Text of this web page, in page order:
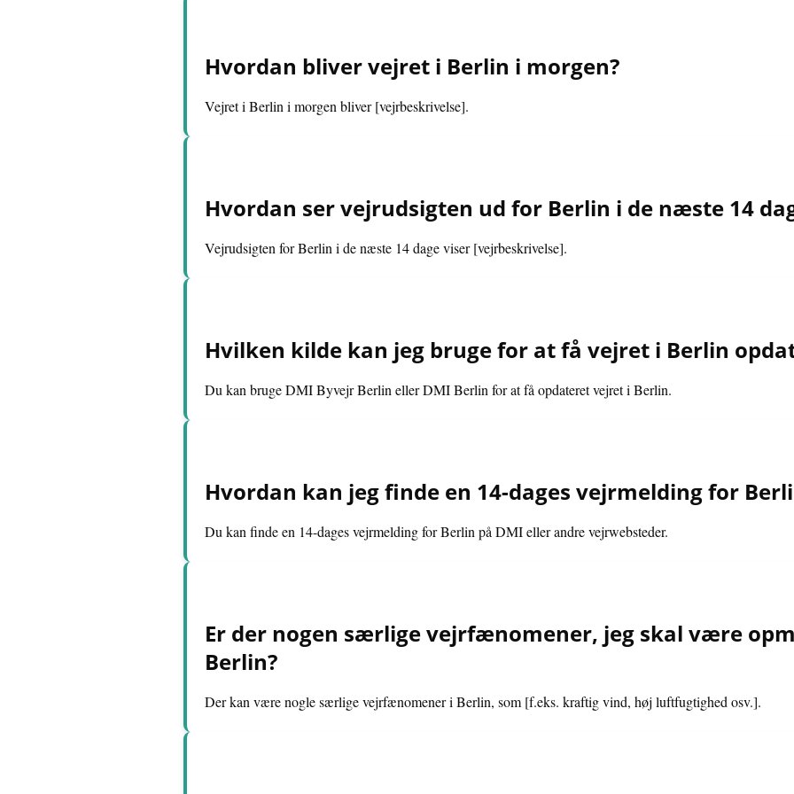
Hvordan bliver vejret i Berlin i morgen?
Vejret i Berlin i morgen bliver [vejrbeskrivelse].
Hvordan ser vejrudsigten ud for Berlin i de næste 14
Vejrudsigten for Berlin i de næste 14 dage viser [vejrbeskrivelse].
Hvilken kilde kan jeg bruge for at få vejret i Berlin
Du kan bruge DMI Byvejr Berlin eller DMI Berlin for at få opdateret vejret i Berlin.
Hvordan kan jeg finde en 14-dages vejrmelding for
Du kan finde en 14-dages vejrmelding for Berlin på DMI eller andre vejrwebsteder.
Er der nogen særlige vejrfænomener, jeg skal være
Berlin?
Der kan være nogle særlige vejrfænomener i Berlin, som [f.eks. kraftig vind, høj luftfugtighed osv.].